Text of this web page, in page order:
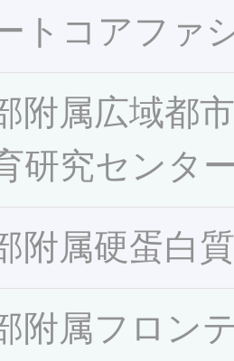
トコアファ
附属広域都
研究センタ
附属硬蛋白
附属フロン